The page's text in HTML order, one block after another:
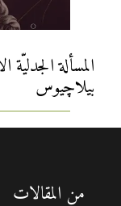
المسألة
بيلاچيوس
من المقالات